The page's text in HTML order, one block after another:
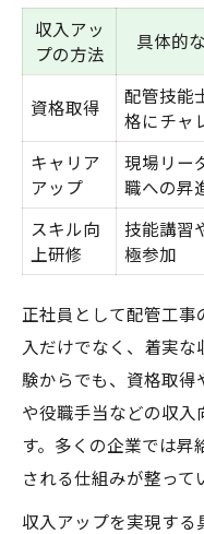
収入アッ
プの方法
具体的
資格取得
配管技能
格にチャ
キャリア
アップ
現場リー
職への昇
スキル向
上研修
技能講習
極参加
正社員として配管工
入だけでなく、着実
験からでも、資格取得
や役職手当などの収
す。多くの企業では
される仕組みが整って
収入アップを実現する